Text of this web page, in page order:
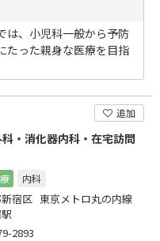
は、小児科一般から予防
たった親身な医療を目指
追加
・消化器内科・在宅訪問
内科
新宿区 東京メトロ丸の内線
2893